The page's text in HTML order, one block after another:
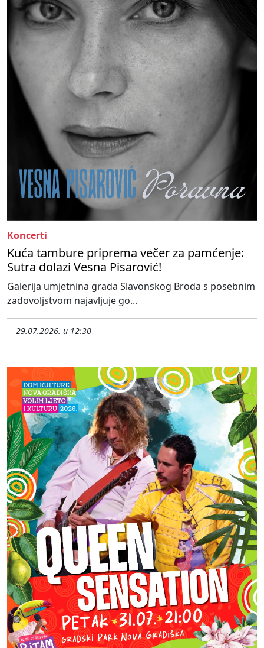
Koncerti
Kuća tambure priprema večer za pamćenje:
Sutra dolazi Vesna Pisarović!
Galerija umjetnina grada Slavonskog Broda s posebnim
zadovoljstvom najavljuje go...
29.07.2026. u 12:30